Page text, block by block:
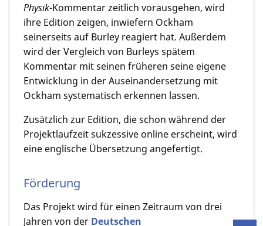
Physik-Kommentar zeitlich vorausgehen, wird
ihre Edition zeigen, inwiefern Ockham
seinerseits auf Burley reagiert hat. Außerdem
wird der Vergleich von Burleys spätem
Kommentar mit seinen früheren seine eigene
Entwicklung in der Auseinandersetzung mit
Ockham systematisch erkennen lassen.
Zusätzlich zur Edition, die schon während der
Projektlaufzeit sukzessive online erscheint, wird
eine englische Übersetzung angefertigt.
Förderung
Das Projekt wird für einen Zeitraum von drei
Jahren von der Deutschen